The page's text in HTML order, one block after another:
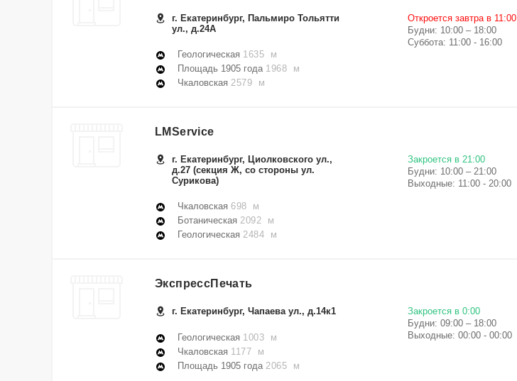
г. Екатеринбург, Пальмиро Тольятти
ул., д.24А
Геологическая 1635 м
Площадь 1905 года1968 м
Чкаловская 2579 м
Откроется завтра в 11:00
Будни: 10:00 – 18:00
Суббота: 11:00 - 16:00
LMService
г. Екатеринбург, Циолковского ул.,
д.27 (секция Ж, со стороны ул.
Сурикова)
Чкаловская 698 м
Ботаническая 2092 м
Геологическая 2484 м
Закроется в 21:00
Будни: 10:00 – 21:00
Выходные: 11:00 - 20:00
ЭкспрессПечать
г. Екатеринбург, Чапаева ул., д.14к1
Геологическая 1003 м
Чкаловская 1177 м
Площадь 1905 года2065 м
Закроется в 0:00
Будни: 09:00 – 18:00
Выходные: 00:00 - 00:00